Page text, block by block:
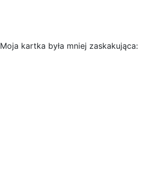
Moja kartka była mniej zaskakująca: